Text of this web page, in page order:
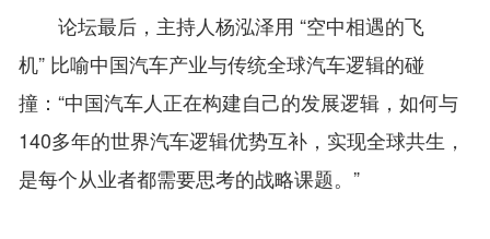
论坛最后，主持人杨泓泽用 “空中相遇的飞
机” 比喻中国汽车产业与传统全球汽车逻辑的碰
撞：“中国汽车人正在构建自己的发展逻辑，如何与
140多年的世界汽车逻辑优势互补，实现全球共生，
是每个从业者都需要思考的战略课题。”